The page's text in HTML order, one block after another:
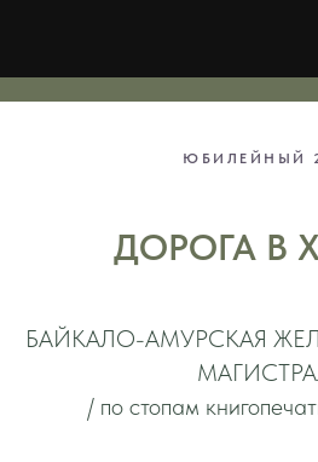
ЮБИЛЕЙНЫЙ
ДОРОГА В
БАЙКАЛО-АМУРСКАЯ
/ по стопам